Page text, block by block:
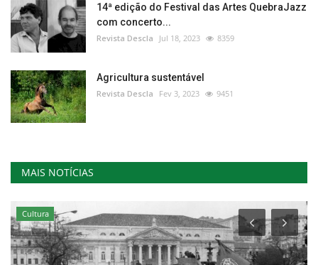
14ª edição do Festival das Artes QuebraJazz
com concerto...
Revista Descla Jul 18, 2023 8359
Agricultura sustentável
Revista Descla Fev 3, 2023 9451
MAIS NOTÍCIAS
Cultura